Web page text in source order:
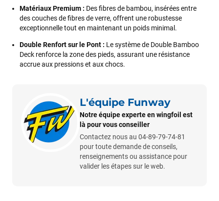
Matériaux Premium : Des fibres de bambou, insérées entre
des couches de fibres de verre, offrent une robustesse
exceptionnelle tout en maintenant un poids minimal.
Double Renfort sur le Pont : Le système de Double Bamboo
Deck renforce la zone des pieds, assurant une résistance
accrue aux pressions et aux chocs.
L'équipe Funway
Notre équipe experte en wingfoil est
là pour vous conseiller
Contactez nous au 04-89-79-74-81
pour toute demande de conseils,
renseignements ou assistance pour
valider les étapes sur le web.